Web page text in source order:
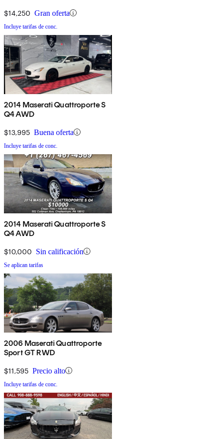
$14,250 Gran oferta
Incluye tarifas de conc.
2014 Maserati Quattroporte S
Q4 AWD
$13,995 Buena oferta
Incluye tarifas de conc.
2014 Maserati Quattroporte S
Q4 AWD
$10,000 Sin calificación
Se aplican tarifas
2006 Maserati Quattroporte
Sport GT RWD
$11,595 Precio alto
Incluye tarifas de conc.